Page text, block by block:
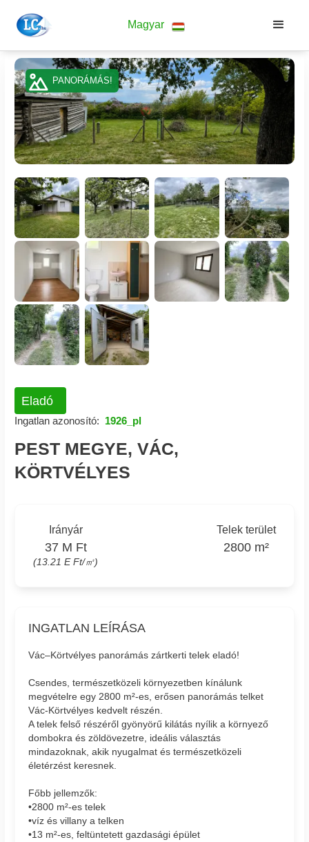
Magyar
PANORÁMÁS!
Eladó
Ingatlan azonosító: 1926_pl
PEST MEGYE, VÁC,
KÖRTVÉLYES
Irányár
37 M Ft
(13.21 E Ft/㎡)
Telek terület
2800 m²
INGATLAN LEÍRÁSA
Vác–Körtvélyes panorámás zártkerti telek eladó!
Csendes, természetközeli környezetben kínálunk
megvételre egy 2800 m²-es, erősen panorámás telket
Vác-Körtvélyes kedvelt részén.
A telek felső részéről gyönyörű kilátás nyílik a környező
dombokra és zöldövezetre, ideális választás
mindazoknak, akik nyugalmat és természetközeli
életérzést keresnek.
Főbb jellemzők:
•2800 m²-es telek
•víz és villany a telken
•13 m²-es, feltüntetett gazdasági épület